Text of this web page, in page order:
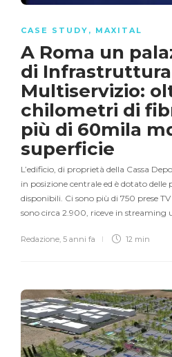
CASE STUDY , MAXITAL
A Roma un
di
Multiservizio:
chilometri di
più di 60mila
superficie
L’edificio, di proprietà della Cassa
in posizione centrale ed è dotato
disponibili. Ci sono più di 750 prese
sono circa 2.900, riceve in streaming
Redazione 5 anni fa 12 min